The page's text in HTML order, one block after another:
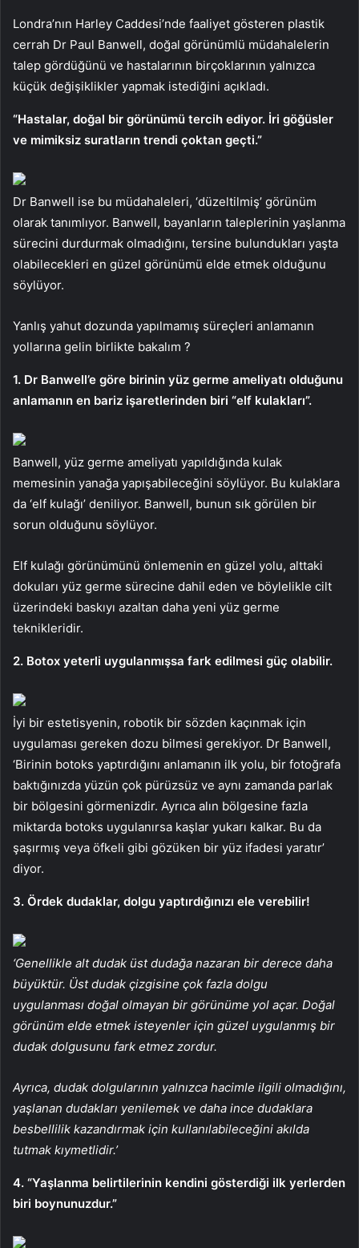
Londra’nın Harley Caddesi’nde faaliyet gösteren plastik
cerrah Dr Paul Banwell, doğal görünümlü müdahalelerin
talep gördüğünü ve hastalarının birçoklarının yalnızca
küçük değişiklikler yapmak istediğini açıkladı.
“Hastalar, doğal bir görünümü tercih ediyor. İri göğüsler
ve mimiksiz suratların trendi çoktan geçti.”
Dr Banwell ise bu müdahaleleri, ‘düzeltilmiş’ görünüm
olarak tanımlıyor. Banwell, bayanların taleplerinin yaşlanma
sürecini durdurmak olmadığını, tersine bulundukları yaşta
olabilecekleri en güzel görünümü elde etmek olduğunu
söylüyor.
Yanlış yahut dozunda yapılmamış süreçleri anlamanın
yollarına gelin birlikte bakalım ?
1. Dr Banwell’e göre birinin yüz germe ameliyatı olduğunu
anlamanın en bariz işaretlerinden biri “elf kulakları”.
Banwell, yüz germe ameliyatı yapıldığında kulak
memesinin yanağa yapışabileceğini söylüyor. Bu kulaklara
da ‘elf kulağı’ deniliyor. Banwell, bunun sık görülen bir
sorun olduğunu söylüyor.
Elf kulağı görünümünü önlemenin en güzel yolu, alttaki
dokuları yüz germe sürecine dahil eden ve böylelikle cilt
üzerindeki baskıyı azaltan daha yeni yüz germe
teknikleridir.
2. Botox yeterli uygulanmışsa fark edilmesi güç olabilir.
İyi bir estetisyenin, robotik bir sözden kaçınmak için
uygulaması gereken dozu bilmesi gerekiyor. Dr Banwell,
‘Birinin botoks yaptırdığını anlamanın ilk yolu, bir fotoğrafa
baktığınızda yüzün çok pürüzsüz ve aynı zamanda parlak
bir bölgesini görmenizdir. Ayrıca alın bölgesine fazla
miktarda botoks uygulanırsa kaşlar yukarı kalkar. Bu da
şaşırmış veya öfkeli gibi gözüken bir yüz ifadesi yaratır’
diyor.
3. Ördek dudaklar, dolgu yaptırdığınızı ele verebilir!
‘Genellikle alt dudak üst dudağa nazaran bir derece daha
büyüktür. Üst dudak çizgisine çok fazla dolgu
uygulanması doğal olmayan bir görünüme yol açar. Doğal
görünüm elde etmek isteyenler için güzel uygulanmış bir
dudak dolgusunu fark etmez zordur.
Ayrıca, dudak dolgularının yalnızca hacimle ilgili olmadığını,
yaşlanan dudakları yenilemek ve daha ince dudaklara
besbellilik kazandırmak için kullanılabileceğini akılda
tutmak kıymetlidir.’
4. “Yaşlanma belirtilerinin kendini gösterdiği ilk yerlerden
biri boynunuzdur.”